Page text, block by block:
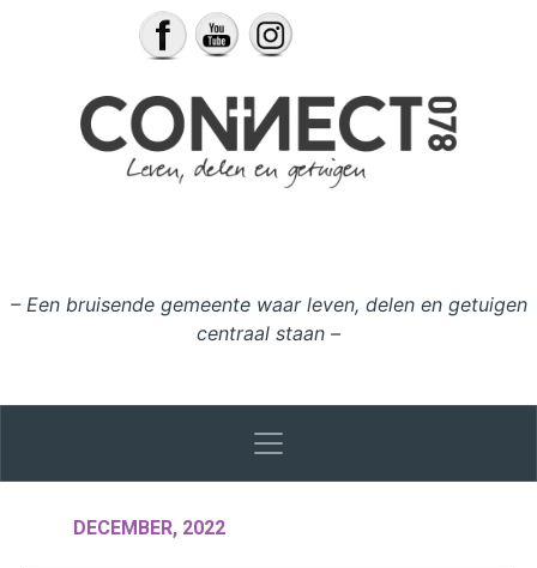
– Een bruisende gemeente waar leven, delen en getuigen
centraal staan –
DECEMBER, 2022